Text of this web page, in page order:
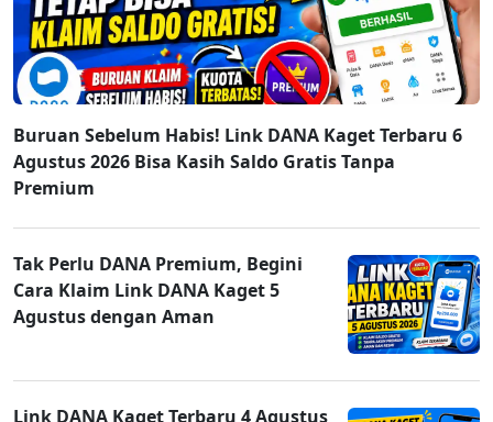
Buruan Sebelum Habis! Link DANA Kaget Terbaru 6
Agustus 2026 Bisa Kasih Saldo Gratis Tanpa
Premium
Tak Perlu DANA Premium, Begini
Cara Klaim Link DANA Kaget 5
Agustus dengan Aman
Link DANA Kaget Terbaru 4 Agustus